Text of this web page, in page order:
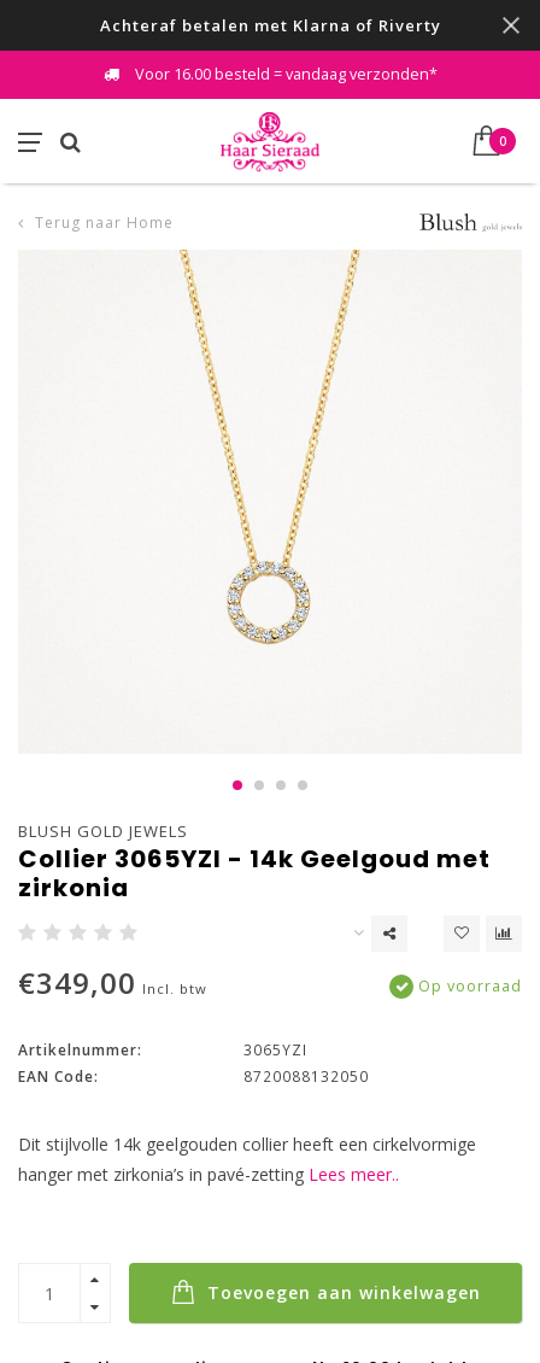
Achteraf betalen met Klarna of Riverty
Voor 16.00 besteld = vandaag verzonden*
0
Terug naar Home
BLUSH GOLD JEWELS
Collier 3065YZI - 14k Geelgoud met
zirkonia
€349,00 Incl. btw Op voorraad
Artikelnummer:
3065YZI
EAN Code:
8720088132050
Dit stijlvolle 14k geelgouden collier heeft een cirkelvormige
hanger met zirkonia’s in pavé-zetting Lees meer..
Toevoegen aan winkelwagen